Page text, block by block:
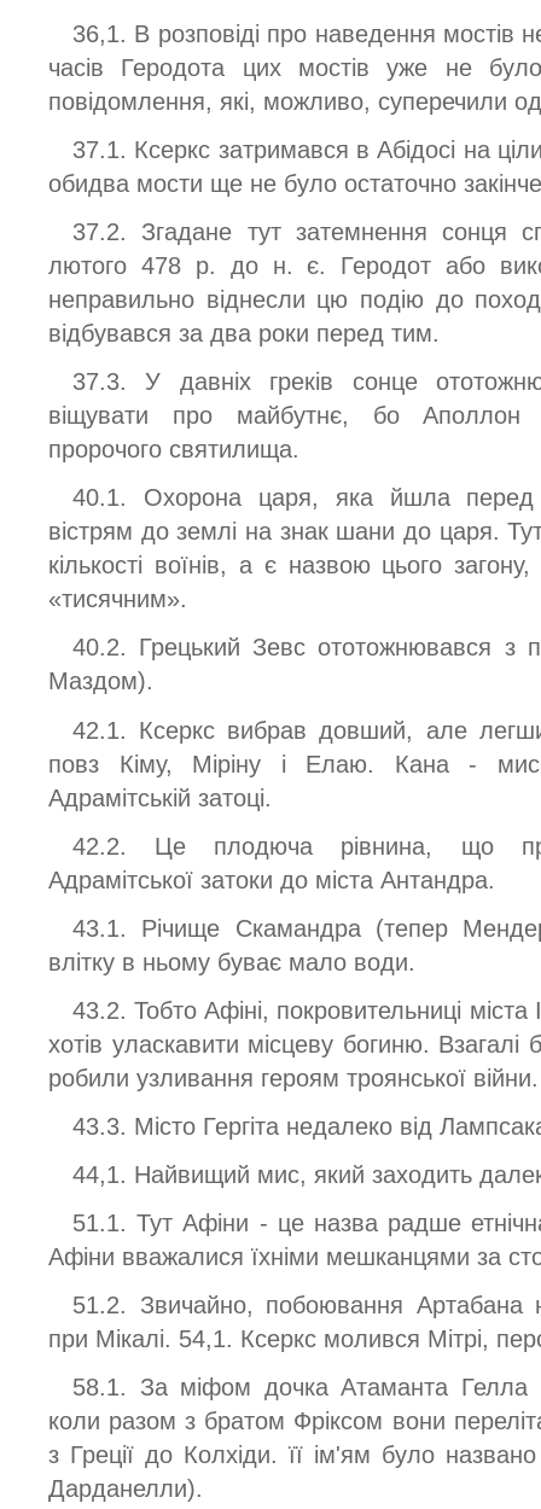
36,1. В розповіді про наведення мостів
часів Геродота цих мостів уже не
повідомлення, які, можливо, суперечили
37.1. Ксеркс затримався в Абідосі на
обидва мости ще не було остаточно
37.2. Згадане тут затемнення сонця
лютого 478 р. до н. є. Геродот або
неправильно віднесли цю подію до
відбувався за два роки перед тим.
37.3. У давніх греків сонце
віщувати про майбутнє, бо Аполлон
пророчого святилища.
40.1. Охорона царя, яка йшла
вістрям до землі на знак шани до царя.
кількості воїнів, а є назвою цього
«тисячним».
40.2. Грецький Зевс ототожнювався з
Маздом).
42.1. Ксеркс вибрав довший, але
повз Кіму, Міріну і Елаю. Кана - мис
Адрамітській затоці.
42.2. Це плодюча рівнина, що
Адрамітської затоки до міста Антандра.
43.1. Річище Скамандра (тепер
влітку в ньому буває мало води.
43.2. Тобто Афіні, покровительниці
хотів уласкавити місцеву богиню.
робили узливання героям троянської війни.
43.3. Місто Гергіта недалеко від
44,1. Найвищий мис, який заходить
51.1. Тут Афіни - це назва радше
Афіни вважалися їхніми мешканцями за
51.2. Звичайно, побоювання Артабана
при Мікалі. 54,1. Ксеркс молився Мітрі,
58.1. За міфом дочка Атаманта Гелла
коли разом з братом Фріксом вони
з Греції до Колхіди. її ім'ям було
Дарданелли).